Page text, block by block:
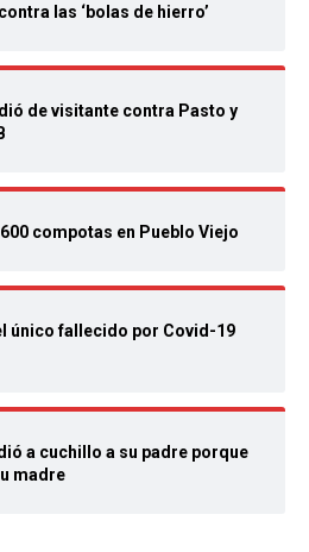
las ‘bolas de hierro’
de visitante contra Pasto y
compotas en Pueblo Viejo
único fallecido por Covid-19
a cuchillo a su padre porque
madre